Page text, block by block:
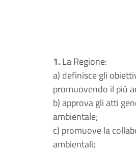
1.La Regione:
a) definisce gli
promuovendo il più
b) approva gli atti
ambientale;
c) promuove la
ambientali;